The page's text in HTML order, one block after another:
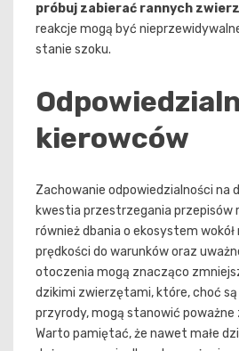
próbuj zabierać rannych
reakcje mogą być
stanie szoku.
kierowców
Zachowanie odpowiedzialności na
kwestia przestrzegania przepisów
również dbania o ekosystem wokół
prędkości do warunków oraz
otoczenia mogą znacząco
dzikimi zwierzętami, które, choć
przyrody, mogą stanowić poważne
Warto pamiętać, że nawet małe